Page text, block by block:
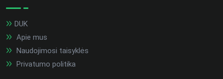
DUK
Apie mus
Naudojimosi taisyklės
Privatumo politika